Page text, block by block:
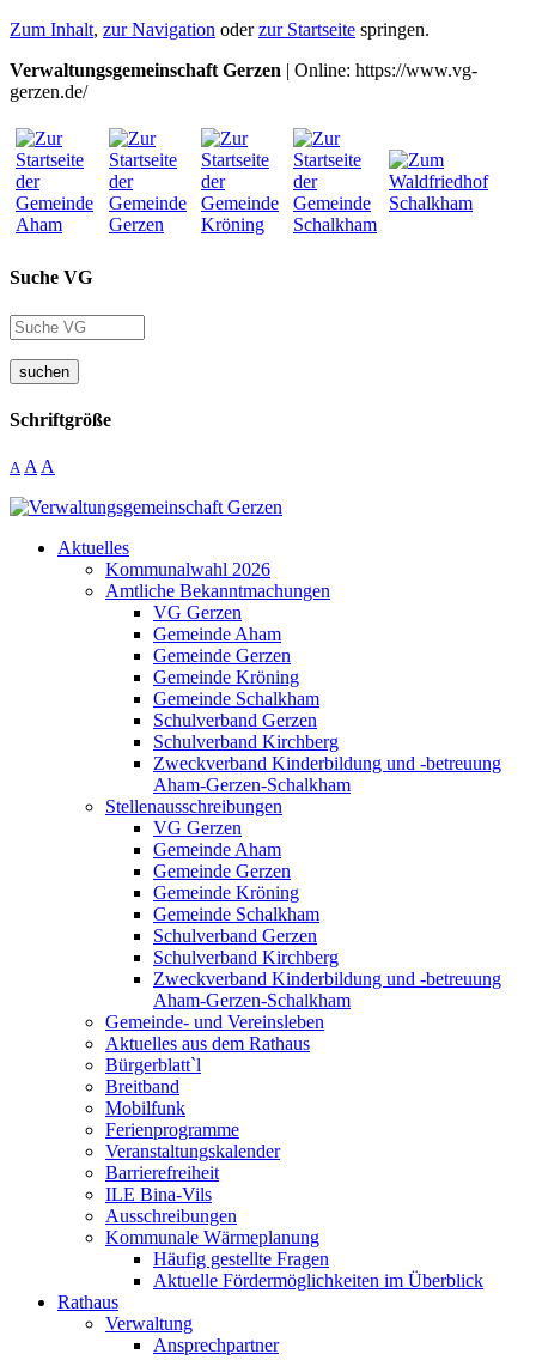
Zum Inhalt, zur Navigation oderzur Startseite springen.
Verwaltungsgemeinschaft Gerzen | Online: https://www.vg-
gerzen.de/
Suche VG
suchen
Schriftgröße
A A A
Aktuelles
Kommunalwahl 2026
Amtliche Bekanntmachungen
VG Gerzen
Gemeinde Aham
Gemeinde Gerzen
Gemeinde Kröning
Gemeinde Schalkham
Schulverband Gerzen
Schulverband Kirchberg
Zweckverband Kinderbildung und -betreuung
Aham-Gerzen-Schalkham
Stellenausschreibungen
VG Gerzen
Gemeinde Aham
Gemeinde Gerzen
Gemeinde Kröning
Gemeinde Schalkham
Schulverband Gerzen
Schulverband Kirchberg
Zweckverband Kinderbildung und -betreuung
Aham-Gerzen-Schalkham
Gemeinde- und Vereinsleben
Aktuelles aus dem Rathaus
Bürgerblatt`l
Breitband
Mobilfunk
Ferienprogramme
Veranstaltungskalender
Barrierefreiheit
ILE Bina-Vils
Ausschreibungen
Kommunale Wärmeplanung
Häufig gestellte Fragen
Aktuelle Fördermöglichkeiten im Überblick
Rathaus
Verwaltung
Ansprechpartner